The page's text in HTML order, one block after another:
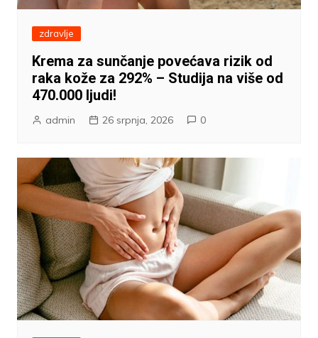
zdravlje
Krema za sunčanje povećava rizik od
raka kože za 292% – Studija na više od
470.000 ljudi!
admin 26 srpnja, 2026 0